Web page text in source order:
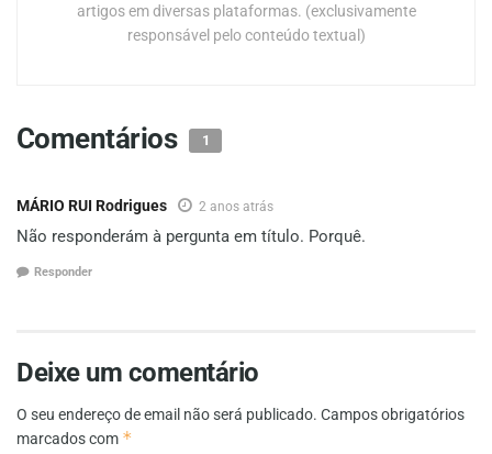
artigos em diversas plataformas. (exclusivamente
responsável pelo conteúdo textual)
Comentários 1
MÁRIO RUI Rodrigues 2 anos atrás
Não responderám à pergunta em título. Porquê.
Responder
Deixe um comentário
O seu endereço de email não será publicado. Campos obrigatórios
marcados com *